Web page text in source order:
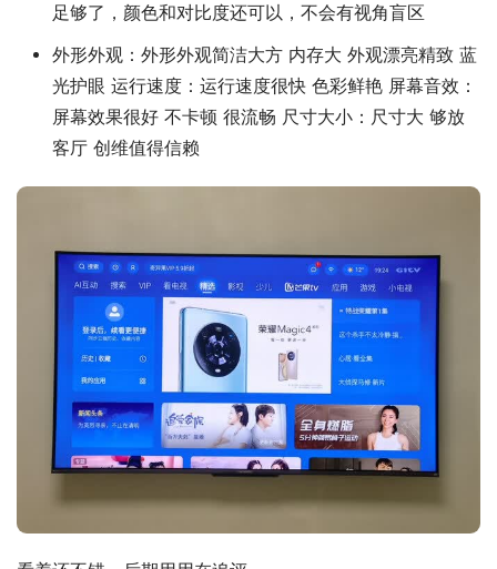
足够了，颜色和对比度还可以，不会有视角盲区
外形外观：外形外观简洁大方 内存大 外观漂亮精致 蓝
光护眼 运行速度：运行速度很快 色彩鲜艳 屏幕音效：
屏幕效果很好 不卡顿 很流畅 尺寸大小：尺寸大 够放
客厅 创维值得信赖